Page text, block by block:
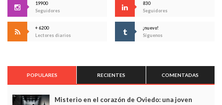
19900
Seguidores
830
Seguidores
+ 6200
Lectores diarios
¡nuevo!
Síguenos
POPULARES RECIENTES COMENTADAS
Misterio en el corazón de Oviedo: una joven